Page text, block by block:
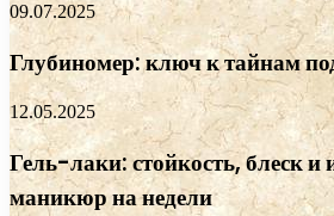
09.07.2025
Глубиномер: ключ к тайнам
12.05.2025
Гель-лаки: стойкость, блеск
маникюр на недели